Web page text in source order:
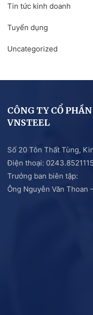
Tin tức kinh doanh
Tuyển dụng
Uncategorized
CÔNG TY CỔ
VNSTEEL
Số 20 Tôn Thất Tùng,
Điện thoại:
Trưởng ban biên tập:
Ông Nguyễn Văn Thoan